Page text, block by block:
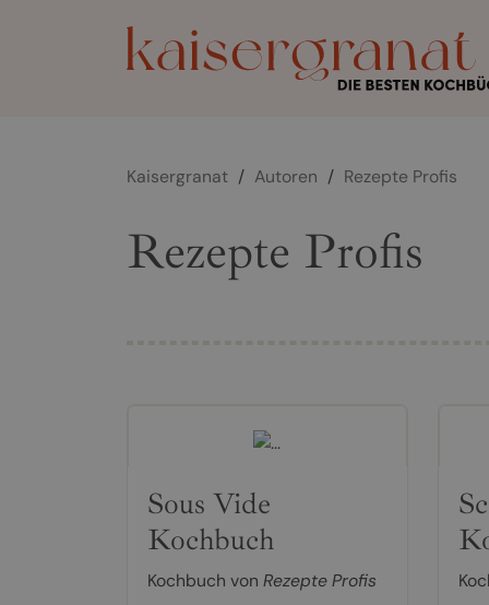
Kaisergranat / Autoren / Rezepte Profis
Rezepte Profis
Sous Vide
Kochbuch
Kochbuch von Rezepte Profis